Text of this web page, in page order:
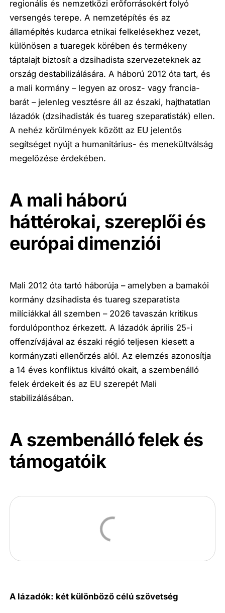
regionális és nemzetközi erőforrásokért folyó
versengés terepe. A nemzetépítés és az
államépítés kudarca etnikai felkelésekhez vezet,
különösen a tuaregek körében és termékeny
táptalajt biztosít a dzsihadista szervezeteknek az
ország destabilizálására. A háború 2012 óta tart, és
a mali kormány – legyen az orosz- vagy francia-
barát – jelenleg vesztésre áll az északi, hajthatatlan
lázadók (dzsihadisták és tuareg szeparatisták) ellen.
A nehéz körülmények között az EU jelentős
segítséget nyújt a humanitárius- és menekültválság
megelőzése érdekében.
A mali háború
háttérokai, szereplői és
európai dimenziói
Mali 2012 óta tartó háborúja – amelyben a bamakói
kormány dzsihadista és tuareg szeparatista
milíciákkal áll szemben – 2026 tavaszán kritikus
fordulóponthoz érkezett. A lázadók április 25-i
offenzívájával az északi régió teljesen kiesett a
kormányzati ellenőrzés alól. Az elemzés azonosítja
a 14 éves konfliktus kiváltó okait, a szembenálló
felek érdekeit és az EU szerepét Mali
stabilizálásában.
A szembenálló felek és
támogatóik
A lázadók: két különböző célú szövetség